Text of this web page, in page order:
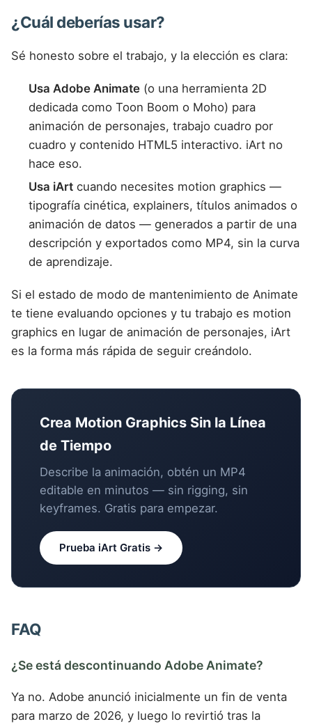
¿Cuál deberías usar?
Sé honesto sobre el trabajo, y la elección es clara:
Usa Adobe Animate (o una herramienta 2D
dedicada como Toon Boom o Moho) para
animación de personajes, trabajo cuadro por
cuadro y contenido HTML5 interactivo. iArt no
hace eso.
Usa iArt cuando necesites motion graphics —
tipografía cinética, explainers, títulos animados o
animación de datos — generados a partir de una
descripción y exportados como MP4, sin la curva
de aprendizaje.
Si el estado de modo de mantenimiento de Animate
te tiene evaluando opciones y tu trabajo es motion
graphics en lugar de animación de personajes, iArt
es la forma más rápida de seguir creándolo.
Crea Motion Graphics Sin la Línea
de Tiempo
Describe la animación, obtén un MP4
editable en minutos — sin rigging, sin
keyframes. Gratis para empezar.
Prueba iArt Gratis →
FAQ
¿Se está descontinuando Adobe Animate?
Ya no. Adobe anunció inicialmente un fin de venta
para marzo de 2026, y luego lo revirtió tras la